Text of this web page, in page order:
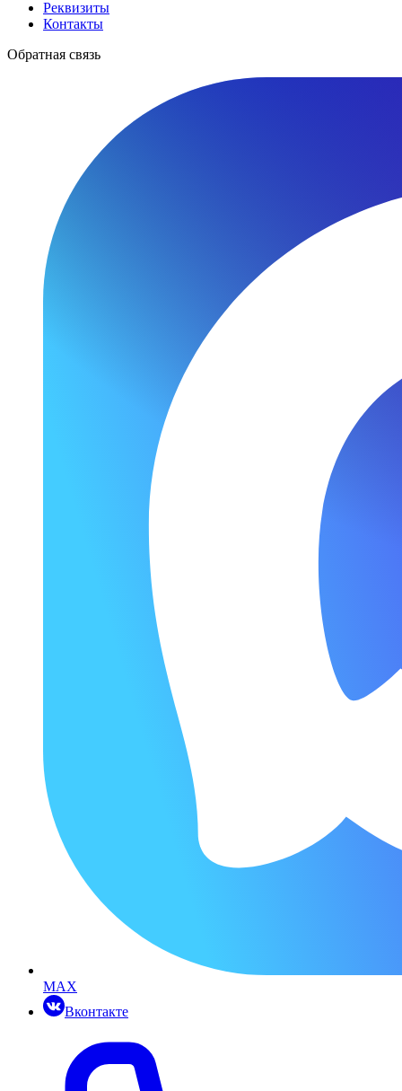
Реквизиты
Контакты
Обратная связь
MAX
Вконтакте